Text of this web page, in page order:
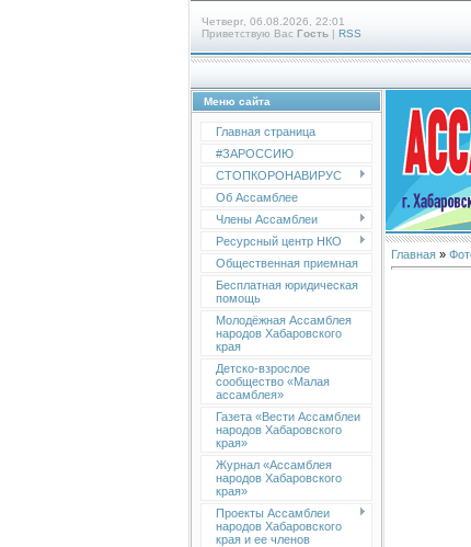
Четверг, 06.08.2026, 22:01
Приветствую Вас Гость | RSS
Меню сайта
Главная страница
#ЗАРОССИЮ
СТОПКОРОНАВИРУС
Об Ассамблее
Члены Ассамблеи
Ресурсный центр НКО
Общественная приемная
Бесплатная юридическая
помощь
Молодёжная Ассамблея
народов Хабаровского
края
Детско-взрослое
сообщество «Малая
ассамблея»
Газета «Вести Ассамблеи
народов Хабаровского
края»
Журнал «Ассамблея
народов Хабаровского
края»
Проекты Ассамблеи
народов Хабаровского
края и ее членов
Главная »